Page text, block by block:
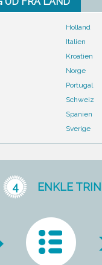
Holland
Italien
Kroatien
Norge
Portugal
Schweiz
Spanien
Sverige
4 ENKLE